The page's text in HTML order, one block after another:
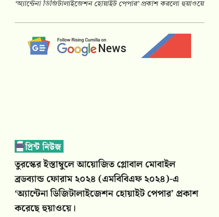
‘অ্যান্টেনা ডিজিটালাইজেশন হোয়াইট পেপার’ প্রকাশ করলো হুয়াওয়ে
তুরস্কের ইস্তাম্বুলে আয়োজিত গ্লোবাল মোবাইল
ব্রডব্যান্ড ফোরাম ২০২৪ (এমবিবিএফ ২০২৪)-এ
‘অ্যান্টেনা ডিজিটালাইজেশন হোয়াইট পেপার’ প্রকাশ
করেছে হুয়াওয়ে।